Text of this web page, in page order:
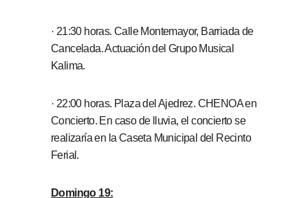
· 21:30 horas. Calle Montemayor, Barriada de
Cancelada. Actuación del Grupo Musical
Kalima.
· 22:00 horas. Plaza del Ajedrez. CHENOA en
Concierto. En caso de lluvia, el concierto se
realizaría en la Caseta Municipal del Recinto
Ferial.
Domingo 19: